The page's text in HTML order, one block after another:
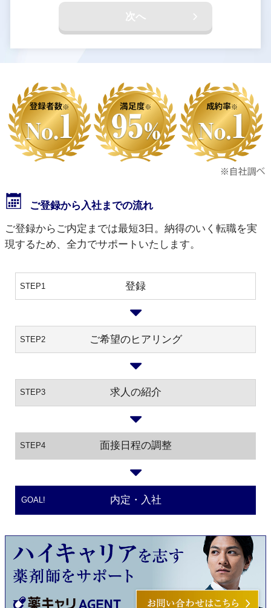
次へ
ご登録から入社までの流れ
ご登録からご内定までは最短3日。納得のいく転職を実
現するため、全力でサポートいたします。
STEP1 登録
STEP2 ご希望のヒアリング
STEP3 求人の紹介
STEP4 面接日程の調整
GOAL! 内定・入社